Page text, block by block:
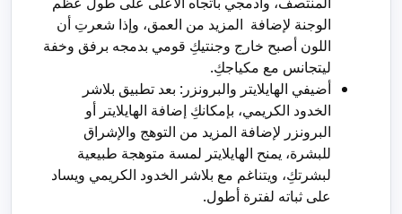
الوجنة لإضافة المزيد من العمق، وإذا شعرتِ أن
اللون أصبح خارج وجنتيكِ قومي بدمجه برفق وخفة
ليتجانس مع مكياجكِ.
أضيفي الهايلايتر والبرونزر: بعد تطبيق بلاشر
الخدود الكريمي، بإمكانكِ إضافة الهايلايتر أو
البرونزر لإضافة المزيد من التوهج والإشراق
للبشرة، يمنح الهايلايتر لمسة متوهجة طبيعية
لبشرتكِ، ويتناغم مع بلاشر الخدود الكريمي ويساد
على ثباته لفترة أطول.